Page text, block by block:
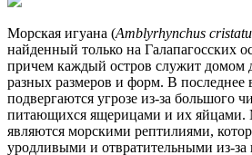
Морская игуана (Amblyrhynchus cristatu
найденный только на Галапагосских
причем каждый остров служит домом
разных размеров и форм. В последнее
подвергаются угрозе из-за большого
питающихся ящерицами и их яйцами.
являются морскими рептилиями,
уродливыми и отвратительными из-за